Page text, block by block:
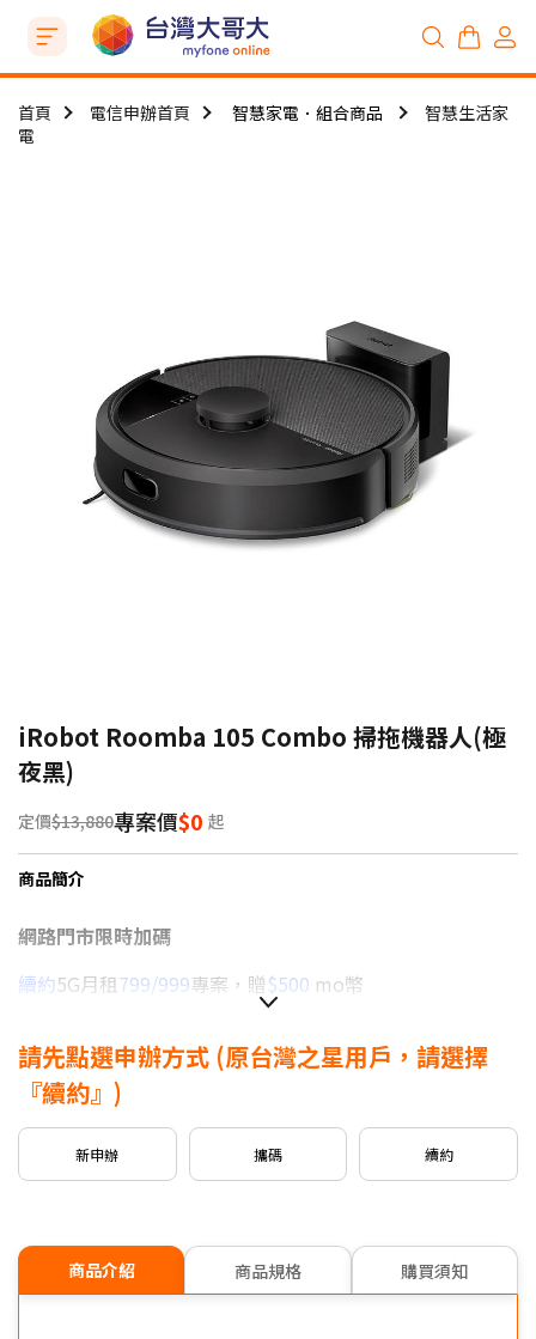
首頁 電信申辦首頁 智慧家電．組合商品
智慧生活家
電
iRobot Roomba 105 Combo 掃拖機器人(極
夜黑)
定價$13,880專案價$0 起
商品簡介
網路門市限時加碼
續約5G月租799/999專案，贈$500 mo幣
新申請/攜碼
599/799 專案，贈
新申請/攜碼5G月租 999以上專案，贈$1,000mo幣
※可享有之加碼內容依本商品可申辦之專案為主。
台灣大哥大Open Possible聯名卡最高回饋2%
請先點選申辦方式 (原台灣之星用戶，請選擇
『續約』)
新申辦 攜碼 續約
商品介紹 商品規格 購買須知